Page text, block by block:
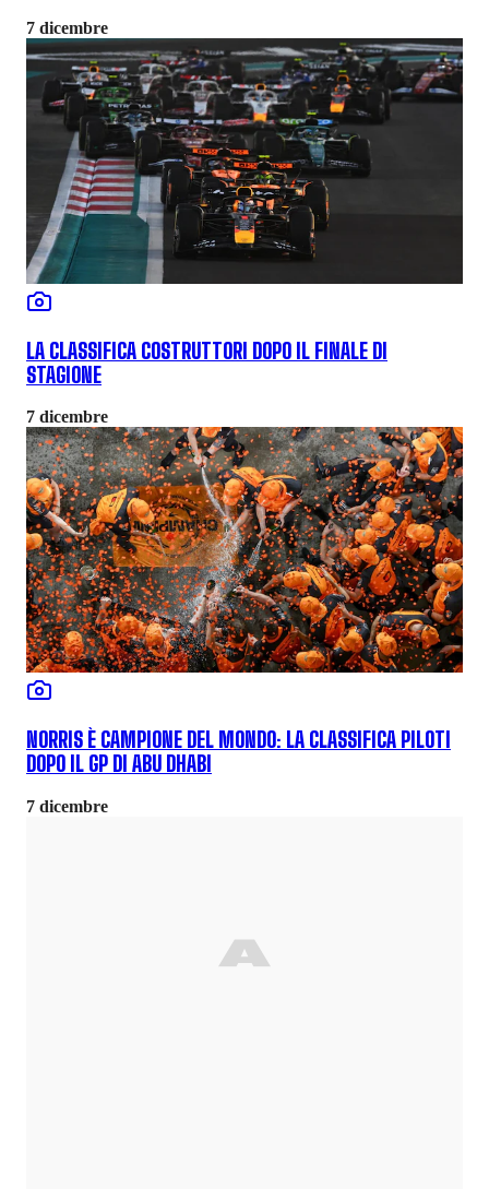
7 dicembre
LA CLASSIFICA COSTRUTTORI DOPO IL FINALE DI
STAGIONE
7 dicembre
NORRIS È CAMPIONE DEL MONDO: LA CLASSIFICA PILOTI
DOPO IL GP DI ABU DHABI
7 dicembre